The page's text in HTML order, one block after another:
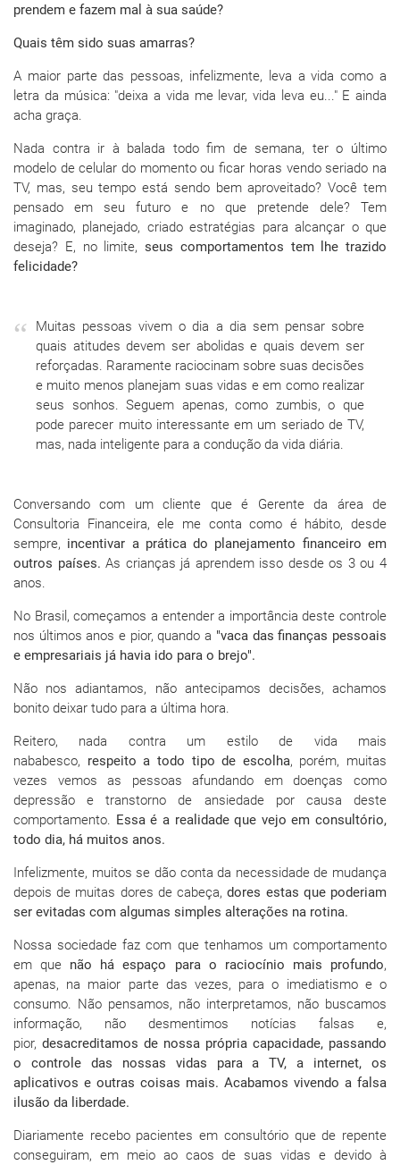
prendem e fazem mal à sua saúde?
Quais têm sido suas amarras?
A maior parte das pessoas, infelizmente, leva a vida como a
letra da música: "deixa a vida me levar, vida leva eu..." E ainda
acha graça.
Nada contra ir à balada todo fim de semana, ter o último
modelo de celular do momento ou ficar horas vendo seriado na
TV, mas, seu tempo está sendo bem aproveitado? Você tem
pensado em seu futuro e no que pretende dele? Tem
imaginado, planejado, criado estratégias para alcançar o que
deseja? E, no limite, seus comportamentos tem lhe trazido
felicidade?
Muitas pessoas vivem o dia a dia sem pensar sobre
quais atitudes devem ser abolidas e quais devem ser
reforçadas. Raramente raciocinam sobre suas decisões
e muito menos planejam suas vidas e em como realizar
seus sonhos. Seguem apenas, como zumbis, o que
pode parecer muito interessante em um seriado de TV,
mas, nada inteligente para a condução da vida diária.
Conversando com um cliente que é Gerente da área de
Consultoria Financeira, ele me conta como é hábito, desde
sempre, incentivar a prática do planejamento financeiro em
outros países. As crianças já aprendem isso desde os 3 ou 4
anos.
No Brasil, começamos a entender a importância deste controle
nos últimos anos e pior, quando a "vaca das finanças pessoais
e empresariais já havia ido para o brejo".
Não nos adiantamos, não antecipamos decisões, achamos
bonito deixar tudo para a última hora.
Reitero, nada contra um estilo de vida mais
nababesco, respeito a todo tipo de escolha, porém, muitas
vezes vemos as pessoas afundando em doenças como
depressão e transtorno de ansiedade por causa deste
comportamento. Essa é a realidade que vejo em consultório,
todo dia, há muitos anos.
Infelizmente, muitos se dão conta da necessidade de mudança
depois de muitas dores de cabeça,dores estas que poderiam
ser evitadas com algumas simples alterações na rotina.
Nossa sociedade faz com que tenhamos um comportamento
em que não há espaço para o raciocínio mais profundo,
apenas, na maior parte das vezes, para o imediatismo e o
consumo. Não pensamos, não interpretamos, não buscamos
informação, não desmentimos notícias falsas e,
pior, desacreditamos de nossa própria capacidade, passando
o controle das nossas vidas para a TV, a internet, os
aplicativos e outras coisas mais. Acabamos vivendo a falsa
ilusão da liberdade.
Diariamente recebo pacientes em consultório que de repente
conseguiram, em meio ao caos de suas vidas e devido à